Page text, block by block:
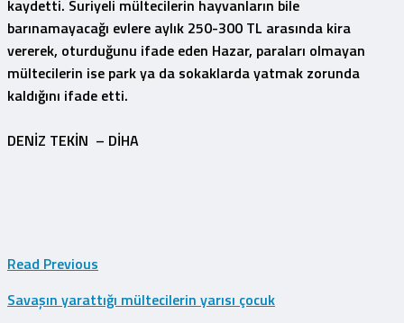
kaydetti. Suriyeli mültecilerin hayvanların bile
barınamayacağı evlere aylık 250-300 TL arasında kira
vererek, oturduğunu ifade eden Hazar, paraları olmayan
mültecilerin ise park ya da sokaklarda yatmak zorunda
kaldığını ifade etti.
DENİZ TEKİN – DİHA
Read Previous
Savaşın yarattığı mültecilerin yarısı çocuk